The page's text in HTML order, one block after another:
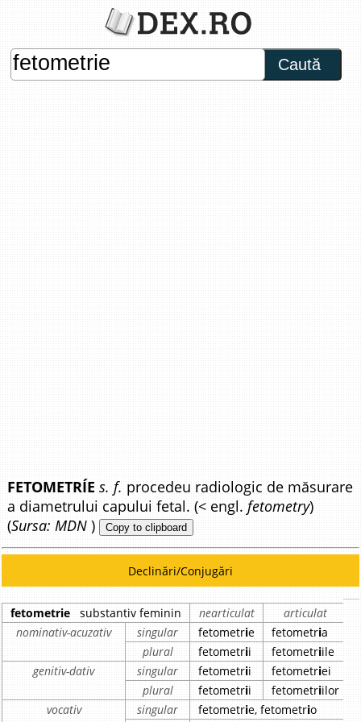
Caută
FETOMETRÍE s. f. procedeu radiologic de măsurare
a diametrului capului fetal. (< engl.fetometry)
(Sursa: MDN ) Copy to clipboard
Declinări/Conjugări
fetometrie substantiv feminin nearticulat
articulat
nominativ-acuzativ
singular fetometrie fetometria
plural
fetometrii fetometriile
genitiv-dativ
singular fetometrii fetometriei
plural
fetometrii fetometriilor
vocativ
singular fetometrie, fetometrio